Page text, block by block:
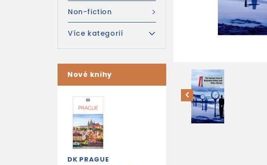
Non-fiction
Více kategorií
Nové knihy
DK PRAGUE